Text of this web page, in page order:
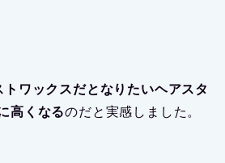
ワックスだとなりたいヘアスタ
高くなるのだと実感しました。